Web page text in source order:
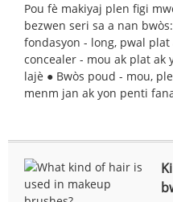
Pou fè makiyaj plen figi
bezwen seri sa a nan
fondasyon - long, pwal
concealer - mou ak plat ak
lajè ● Bwòs poud - mou,
menm jan ak yon penti